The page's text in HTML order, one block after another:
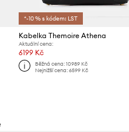
*-10 % s kódem: LST
Kabelka Themoire Athena
Aktuální cena:
6199 Kč
Běžná cena: 10989 Kč
Nejnižší cena: 6599 Kč